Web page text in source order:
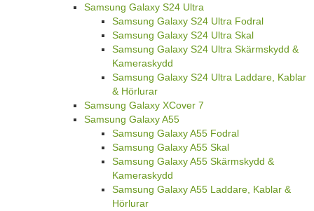
Samsung Galaxy S24 Ultra
Samsung Galaxy S24 Ultra Fodral
Samsung Galaxy S24 Ultra Skal
Samsung Galaxy S24 Ultra Skärmskydd &
Kameraskydd
Samsung Galaxy S24 Ultra Laddare, Kablar
& Hörlurar
Samsung Galaxy XCover 7
Samsung Galaxy A55
Samsung Galaxy A55 Fodral
Samsung Galaxy A55 Skal
Samsung Galaxy A55 Skärmskydd &
Kameraskydd
Samsung Galaxy A55 Laddare, Kablar &
Hörlurar